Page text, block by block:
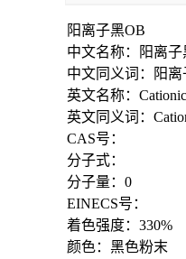
阳离子黑OB
中文名称：阳离子
中文同义词：阳离
英文名称：
英文同义词：
CAS号：
分子式：
分子量：0
EINECS号：
着色强度：330%
颜色：黑色粉末